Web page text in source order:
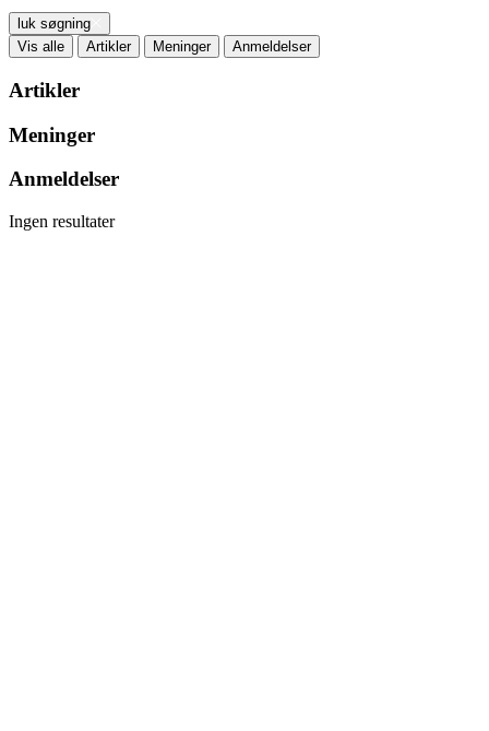
luk søgning
Vis alle
Artikler Meninger Anmeldelser
Artikler
Meninger
Anmeldelser
Ingen resultater